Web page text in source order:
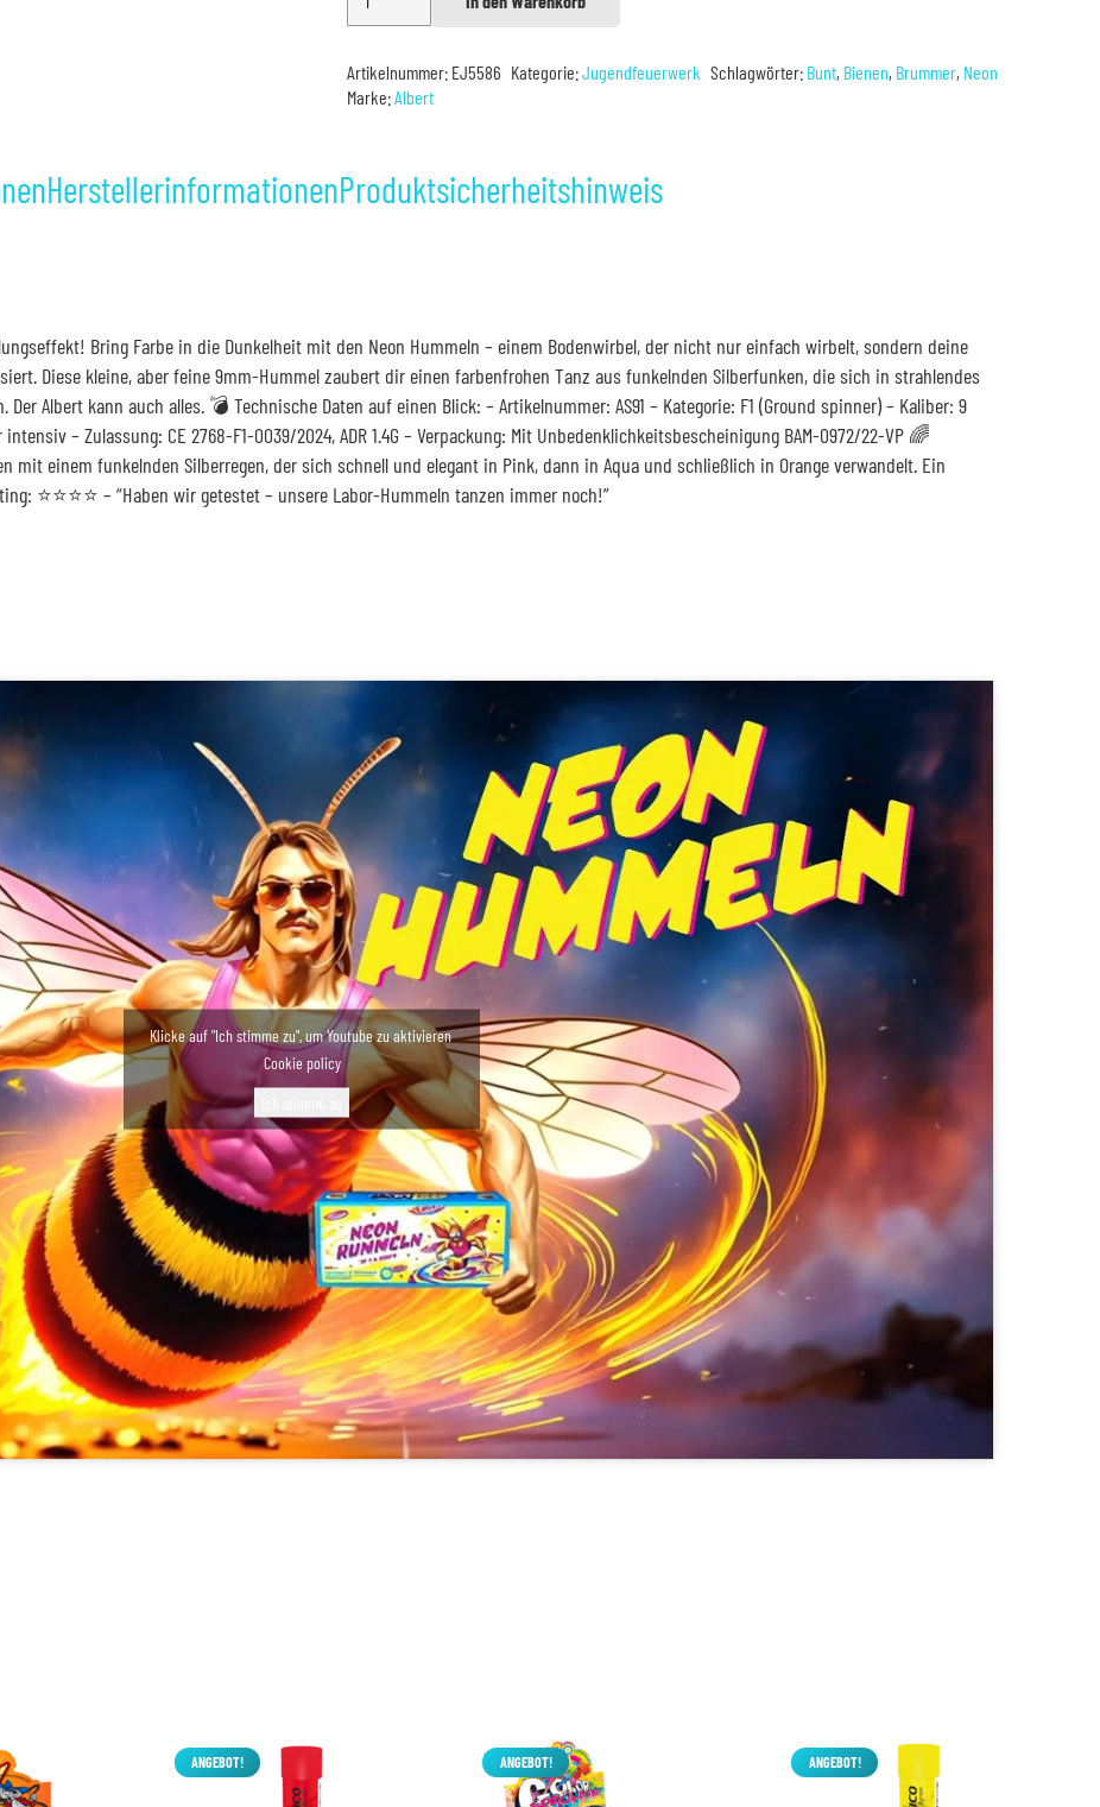
72er
Menge
Alternative:
Artikelnummer: EJ5586 Kategorie:Jugendfeuerwerk Schlagwörter: Bunt, Bienen, Brummer, Neon
Marke:Albert
HerstellerinformationenProduktsicherheitshinweis
Bring Farbe in die Dunkelheit mit den Neon Hummeln – einem Bodenwirbel, der nicht nur einfach wirbelt, sondern deine
Diese kleine, aber feine 9mm-Hummel zaubert dir einen farbenfrohen Tanz aus funkelnden Silberfunken, die sich in strahlendes
Albert kann auch alles. 💣 Technische Daten auf einen Blick: – Artikelnummer: AS91 – Kategorie: F1 (Ground spinner) – Kaliber: 9
– Zulassung: CE 2768-F1-0039/2024, ADR 1.4G – Verpackung: Mit Unbedenklichkeitsbescheinigung BAM-0972/22-VP 🌈
mit einem funkelnden Silberregen, der sich schnell und elegant in Pink, dann in Aqua und schließlich in Orange verwandelt. Ein
⭐⭐⭐⭐ – “Haben wir getestet – unsere Labor-Hummeln tanzen immer noch!”
Klicke auf "Ich stimme zu", um Youtube zu aktivieren
Cookie policy
ANGEBOT! ANGEBOT! ANGEBOT!